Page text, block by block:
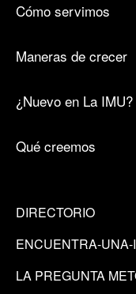
Cómo servimos
Maneras de crecer
¿Nuevo en La IMU?
Qué creemos
DIRECTORIO
ENCUENTRA-
LA PREGUNTA